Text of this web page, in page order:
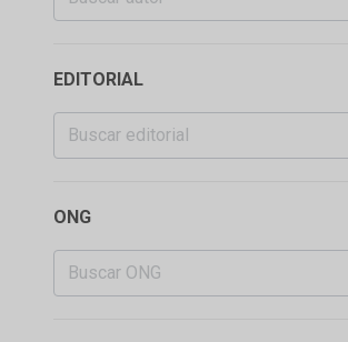
EDITORIAL
ONG